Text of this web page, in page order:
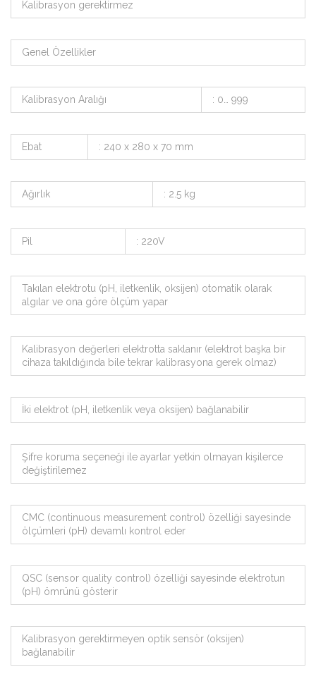
Kalibrasyon gerektirmez
Genel Özellikler
Kalibrasyon Aralığı : 0… 999
Ebat : 240 x 280 x 70 mm
Ağırlık : 2.5 kg
Pil : 220V
Takılan elektrotu (pH, iletkenlik, oksijen) otomatik olarak
algılar ve ona göre ölçüm yapar
Kalibrasyon değerleri elektrotta saklanır (elektrot başka bir
cihaza takıldığında bile tekrar kalibrasyona gerek olmaz)
İki elektrot (pH, iletkenlik veya oksijen) bağlanabilir
Şifre koruma seçeneği ile ayarlar yetkin olmayan kişilerce
değiştirilemez
CMC (continuous measurement control) özelliği sayesinde
ölçümleri (pH) devamlı kontrol eder
QSC (sensor quality control) özelliği sayesinde elektrotun
(pH) ömrünü gösterir
Kalibrasyon gerektirmeyen optik sensör (oksijen)
bağlanabilir